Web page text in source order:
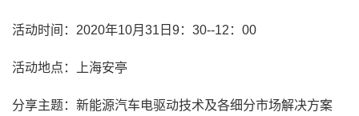
活动时间：2020年10月31日9：30--12：00
活动地点：上海安亭
分享主题：新能源汽车电驱动技术及各细分市场解决方案